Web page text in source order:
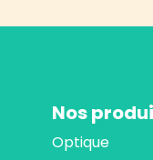
Nos
Optique